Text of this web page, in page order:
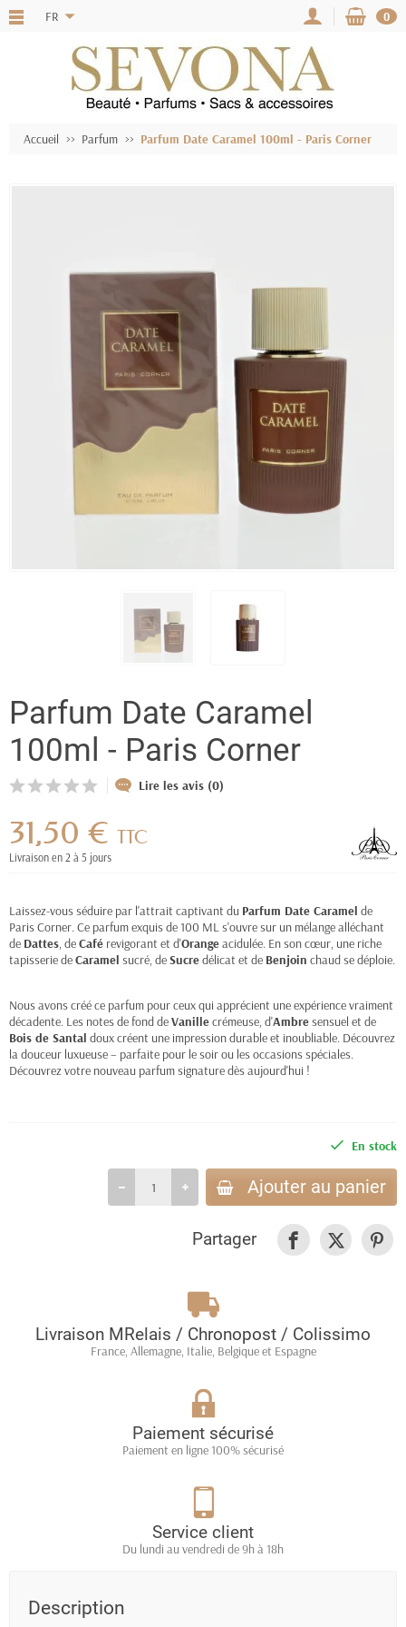
FR 0
Accueil Parfum Parfum Date Caramel 100ml - Paris Corner
Parfum Date Caramel
100ml - Paris Corner
Lire les avis (0)
31,50 € TTC
Livraison en 2 à 5 jours
Laissez-vous séduire par l'attrait captivant du Parfum Date Caramel de
Paris Corner. Ce parfum exquis de 100 ML s'ouvre sur un mélange alléchant
de Dattes, deCafé revigorant et d'Orangeacidulée. En son cœur, une riche
tapisserie deCaramel sucré, deSucredélicat et de Benjoin chaud se déploie.
Nous avons créé ce parfum pour ceux qui apprécient une expérience vraiment
décadente. Les notes de fond deVanillecrémeuse, d'Ambresensuel et de
Bois de Santal doux créent une impression durable et inoubliable. Découvrez
la douceur luxueuse – parfaite pour le soir ou les occasions spéciales.
Découvrez votre nouveau parfum signature dès aujourd'hui !
En stock
Ajouter au panier
Partager
Livraison MRelais / Chronopost / Colissimo
France, Allemagne, Italie, Belgique et Espagne
Paiement sécurisé
Paiement en ligne 100% sécurisé
Service client
Du lundi au vendredi de 9h à 18h
Description